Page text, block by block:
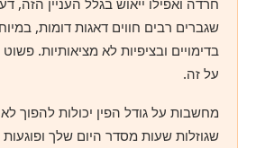
חרדה ואפילו ייאוש בגלל העניין הזה,
שגברים רבים חווים דאגות דומות,
בדימויים ובציפיות לא מציאותיות.
על זה.
מחשבות על גודל הפין יכולות להפוך
שגוזלות שעות מסדר היום שלך ופוגעות